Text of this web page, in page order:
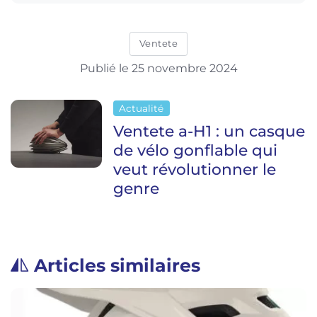
Ventete
Publié le 25 novembre 2024
Actualité
Ventete a-H1 : un casque
de vélo gonflable qui
veut révolutionner le
genre
Articles similaires